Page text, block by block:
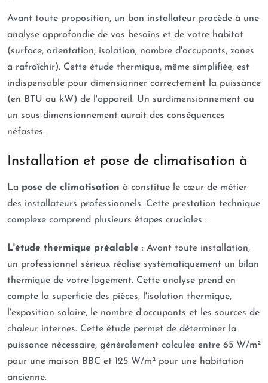
Avant toute proposition, un bon installateur procède à une
analyse approfondie de vos besoins et de votre habitat
(surface, orientation, isolation, nombre d'occupants, zones
à rafraîchir). Cette étude thermique, même simplifiée, est
indispensable pour dimensionner correctement la puissance
(en BTU ou kW) de l'appareil. Un surdimensionnement ou
un sous-dimensionnement aurait des conséquences
néfastes.
Installation et pose de climatisation à
La pose de climatisation à constitue le cœur de métier
des installateurs professionnels. Cette prestation technique
complexe comprend plusieurs étapes cruciales :
L'étude thermique préalable : Avant toute installation,
un professionnel sérieux réalise systématiquement un bilan
thermique de votre logement. Cette analyse prend en
compte la superficie des pièces, l'isolation thermique,
l'exposition solaire, le nombre d'occupants et les sources de
chaleur internes. Cette étude permet de déterminer la
puissance nécessaire, généralement calculée entre 65 W/m²
pour une maison BBC et 125 W/m² pour une habitation
ancienne.